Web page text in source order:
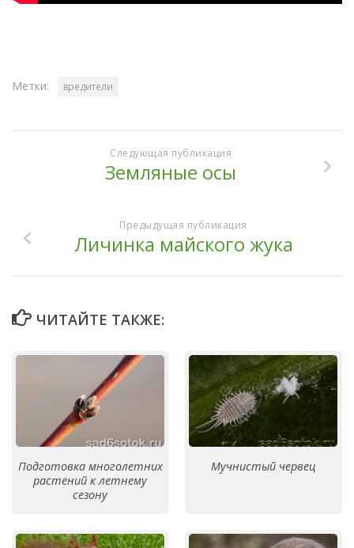
Метки: вредители
Следующая публикация
Земляные осы
Предыдущая публикация
Личинка майского жука
ЧИТАЙТЕ ТАКЖЕ:
Подготовка многолетних
растений к летнему
сезону
Мучнистый червец